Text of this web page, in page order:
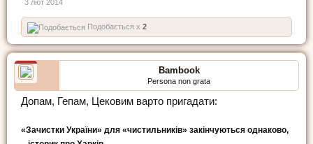
3 лют 2014
Подобається x 2
Bambook
Persona non grata
Допам, Гепам, Цековим варто пригадати:
«Зачистки України» для «чистильників» закінчуються однаково,